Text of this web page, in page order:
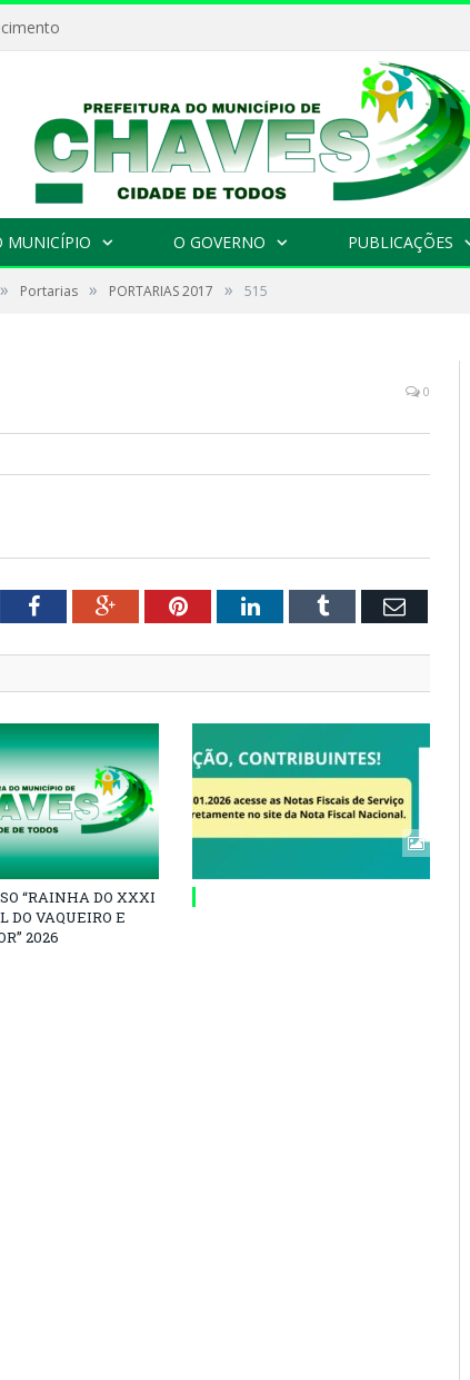
MUNICÍPIO O GOVERNO PUBLICAÇÕES
» Portarias » PORTARIAS 2017 » 515
0
FacebookGoogle+PinterestLinkedInTumblr Email
“RAINHA DO XXXI
DO VAQUEIRO E
2026